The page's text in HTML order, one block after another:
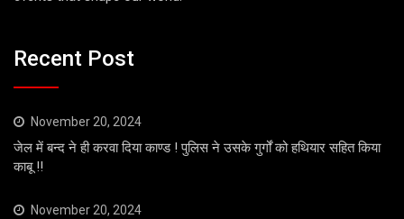
Recent Post
November 20, 2024
जेल में बन्द ने ही करवा दिया काण्ड ! पुलिस ने उसके गुर्गों को हथियार सहित किया
काबू !!
November 20, 2024